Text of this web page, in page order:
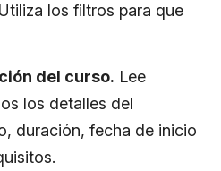
los filtros para que
del curso. Lee
los detalles del
duración, fecha de inicio